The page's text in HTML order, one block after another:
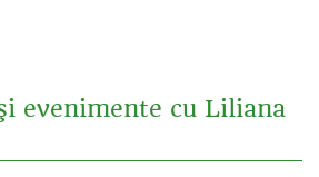
evenimente cu Liliana